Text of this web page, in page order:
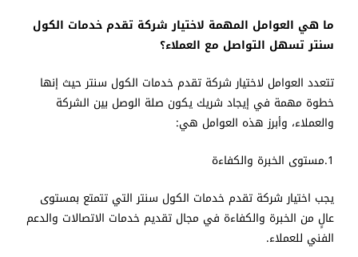
ما هي العوامل المهمة لاختيار شركة تقدم خدمات الكول
سنتر تسهل التواصل مع العملاء؟
تتعدد العوامل لاختيار شركة تقدم خدمات الكول سنتر حيث إنها
خطوة مهمة في إيجاد شريك يكون صلة الوصل بين الشركة
والعملاء، وأبرز هذه العوامل هي:
1.مستوى الخبرة والكفاءة
يجب اختيار شركة تقدم خدمات الكول سنتر التي تتمتع بمستوى
عالٍ من الخبرة والكفاءة في مجال تقديم خدمات الاتصالات والدعم
الفني للعملاء.